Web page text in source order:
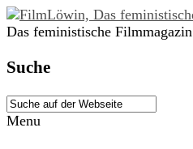
Das feministische Filmmagazin
Suche
Menu